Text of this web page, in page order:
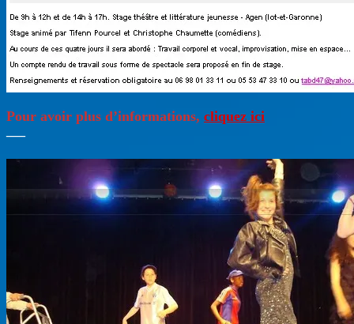
Pour avoir plus d’informations, cliquez ici
—